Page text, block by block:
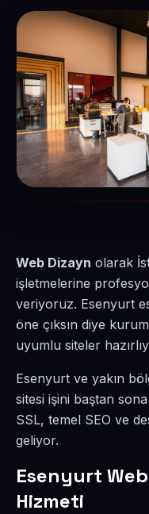
Web Dizayn olarak
işletmelerine
veriyoruz. Esenyurt
öne çıksın diye
uyumlu siteler
Esenyurt ve yakın
sitesi işini baştan
SSL, temel SEO ve
geliyor.
Esenyurt Web
Hizmeti